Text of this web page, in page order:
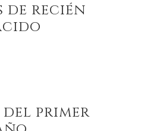
de recién
del primer